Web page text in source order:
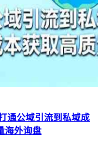
通公域引流到私域成
海外询盘